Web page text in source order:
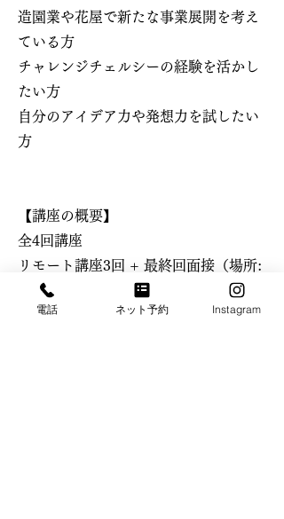
造園業や花屋で新たな事業展開を考え
ている方
チャレンジチェルシーの経験を活かし
たい方
自分のアイデア力や発想力を試したい
方
【講座の概要】
全4回講座
リモート講座3回 + 最終回面接（場所:
三原庭園）
①11月6日(水)18:00〜 リモート
電話 ネット予約 Instagram